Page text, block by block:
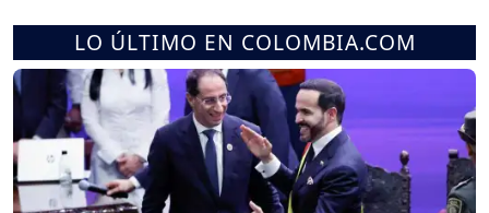
LO ÚLTIMO EN COLOMBIA.COM